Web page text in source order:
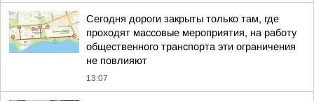
Сегодня дороги закрыты только там, где
проходят массовые мероприятия, на работу
общественного транспорта эти ограничения
не повлияют
13:07